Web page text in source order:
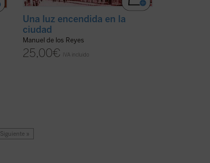
Una luz encendida en la
ciudad
Manuel de los Reyes
25,00€ IVA incluido
Siguiente »